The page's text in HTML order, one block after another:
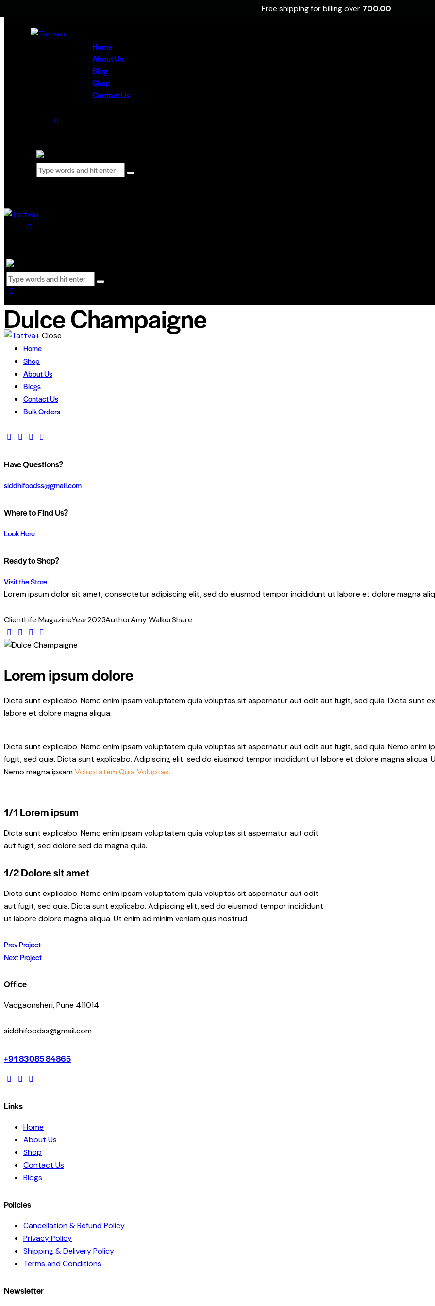
Home
About Us
Blog
Shop
Contact Us
Dulce Champaigne
Close
Home
Shop
About Us
Blogs
Contact Us
Bulk Orders
facebook-
twitter-
dribble-instagram
Have Questions?
siddhifoodss@gmail.com
Where to Find Us?
Look Here
Ready to Shop?
Visit the Store
Lorem ipsum dolor sit amet, consectetur adipiscing elit, sed do eiusmod tempor incididunt ut labore et dolore magna
ClientLife MagazineYear2023AuthorAmy WalkerShare
TwitterFacebook
Share-
email
Copy
URL
clipboard
Lorem ipsum dolore
Dicta sunt explicabo. Nemo enim ipsam voluptatem quia voluptas sit aspernatur aut odit aut fugit, sed quia. Dicta sunt
labore et dolore magna aliqua.
Dicta sunt explicabo. Nemo enim ipsam voluptatem quia voluptas sit aspernatur aut odit aut fugit, sed quia. Nemo
fugit, sed quia. Dicta sunt explicabo. Adipiscing elit, sed do eiusmod tempor incididunt ut labore et dolore magna aliqua.
Nemo magna ipsamVoluptatem Quia Voluptas.
1/1 Lorem ipsum
Dicta sunt explicabo. Nemo enim ipsam voluptatem quia voluptas sit aspernatur aut odit
aut fugit, sed dolore sed do magna quia.
1/2 Dolore sit amet
Dicta sunt explicabo. Nemo enim ipsam voluptatem quia voluptas sit aspernatur aut odit
aut fugit, sed quia. Dicta sunt explicabo. Adipiscing elit, sed do eiusmod tempor incididunt
ut labore dolore magna aliqua. Ut enim ad minim veniam quis nostrud.
Post
navigation
Prev Project
Next Project
Office
Vadgaonsheri, Pune 411014
siddhifoodss@gmail.com
+91 83085 84865
facebook-
instagram
linkedin
Links
Home
About Us
Shop
Contact Us
Blogs
Policies
Cancellation & Refund Policy
Privacy Policy
Shipping & Delivery Policy
Terms and Conditions
Newsletter
Free shipping for billing over 700.00